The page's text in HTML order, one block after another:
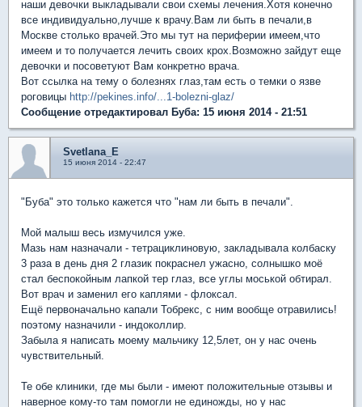
наши девочки выкладывали свои схемы лечения.Хотя конечно
все индивидуально,лучше к врачу.Вам ли быть в печали,в
Москве столько врачей.Это мы тут на периферии имеем,что
имеем и то получается лечить своих крох.Возможно зайдут еще
девочки и посоветуют Вам конкретно врача.
Вот ссылка на тему о болезнях глаз,там есть о темки о язве
роговицы http://pekines.info/...1-bolezni-glaz/
Сообщение отредактировал Буба: 15 июня 2014 - 21:51
Svetlana_E
15 июня 2014 - 22:47
"Буба" это только кажется что "нам ли быть в печали".
Мой малыш весь измучился уже.
Мазь нам назначали - тетрациклиновую, закладывала колбаску
3 раза в день дня 2 глазик покраснел ужасно, солнышко моё
стал беспокойным лапкой тер глаз, все углы моськой обтирал.
Вот врач и заменил его каплями - флоксал.
Ещё первоначально капали Тобрекс, с ним вообще отравились!
поэтому назначили - индоколлир.
Забыла я написать моему мальчику 12,5лет, он у нас очень
чувствительный.
Те обе клиники, где мы были - имеют положительные отзывы и
наверное кому-то там помогли не единожды, но у нас